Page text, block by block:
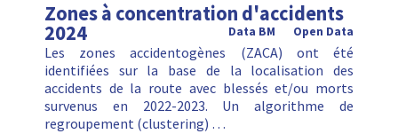
Zones à concentration d'accidents
2024 Open Data
Data BM
Les zones accidentogènes (ZACA) ont été
identifiées sur la base de la localisation des
accidents de la route avec blessés et/ou morts
survenus en 2022-2023. Un algorithme de
regroupement (clustering) …